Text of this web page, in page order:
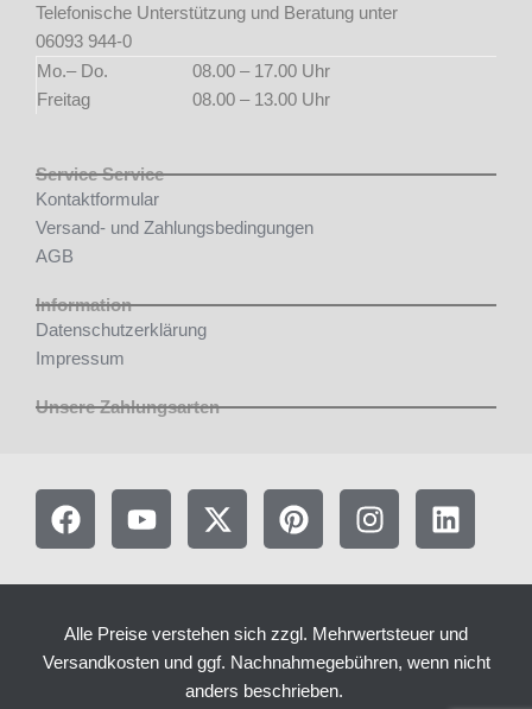
Telefonische Unterstützung und Beratung unter
06093 944-0
Mo.– Do.
08.00 – 17.00 Uhr
Freitag
08.00 – 13.00 Uhr
Service Service
Kontaktformular
Versand- und Zahlungsbedingungen
AGB
Information
Datenschutzerklärung
Impressum
Unsere Zahlungsarten
F
a
e
b
o
Y
o
t
b
X
-
w
t
t
P
i
t
e
r
e
I
n
t
a
g
L
i
k
d
Alle Preise verstehen sich zzgl. Mehrwertsteuer und
Versandkosten und ggf. Nachnahmegebühren, wenn nicht
anders beschrieben.